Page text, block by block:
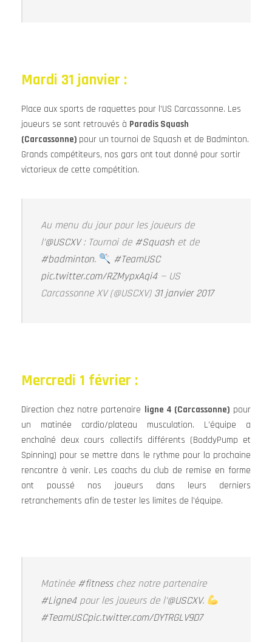
Mardi 31 janvier :
Place aux sports de raquettes pour l’US Carcassonne. Les
joueurs se sont retrouvés à Paradis Squash
(Carcassonne) pour un tournoi de Squash et de Badminton.
Grands compétiteurs, nos gars ont tout donné pour sortir
victorieux de cette compétition.
Au menu du jour pour les joueurs de
l’@USCXV: Tournoi de #Squash et de
#badminton.
#TeamUSC
pic.twitter.com/RZMypxAqi4— US
Carcassonne XV (@USCXV) 31 janvier 2017
Mercredi 1 février :
Direction chez notre partenaire ligne 4 (Carcassonne) pour
un matinée cardio/plateau musculation. L’équipe a
enchaîné deux cours collectifs différents (BoddyPump et
Spinning) pour se mettre dans le rythme pour la prochaine
rencontre à venir. Les coachs du club de remise en forme
ont poussé nos joueurs dans leurs derniers
retranchements afin de tester les limites de l’équipe.
Matinée #fitnesschez notre partenaire
#Ligne4pour les joueurs de l’@USCXV.
#TeamUSCpic.twitter.com/DYTRGLV9D7